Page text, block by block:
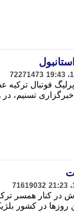
72271473
فوتبال ترکیه
تسنیم، در
71619032
در کنار همسر
روزها در کشور